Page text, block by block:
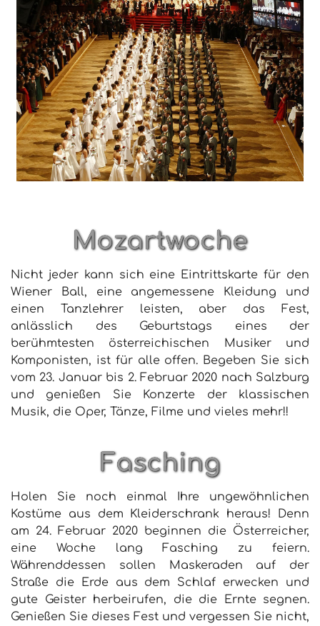
Mozartwoche
Nicht jeder kann sich eine Eintrittskarte für den
Wiener Ball, eine angemessene Kleidung und
einen Tanzlehrer leisten, aber das Fest,
anlässlich des Geburtstags eines der
berühmtesten österreichischen Musiker und
Komponisten, ist für alle offen. Begeben Sie sich
vom 23. Januar bis 2. Februar 2020 nach Salzburg
und genießen Sie Konzerte der klassischen
Musik, die Oper, Tänze, Filme und vieles mehr!!
Fasching
Holen Sie noch einmal Ihre ungewöhnlichen
Kostüme aus dem Kleiderschrank heraus! Denn
am 24. Februar 2020 beginnen die Österreicher,
eine Woche lang Fasching zu feiern.
Währenddessen sollen Maskeraden auf der
Straße die Erde aus dem Schlaf erwecken und
gute Geister herbeirufen, die die Ernte segnen.
Genießen Sie dieses Fest und vergessen Sie nicht,